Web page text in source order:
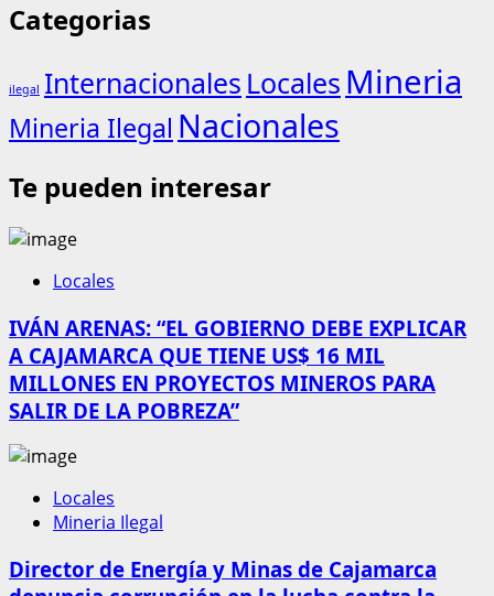
Categorias
ilegal Internacionales Locales Mineria
Mineria Ilegal Nacionales
Te pueden interesar
Locales
IVÁN ARENAS: “EL GOBIERNO DEBE EXPLICAR
A CAJAMARCA QUE TIENE US$ 16 MIL
MILLONES EN PROYECTOS MINEROS PARA
SALIR DE LA POBREZA”
Locales
Mineria Ilegal
Director de Energía y Minas de Cajamarca